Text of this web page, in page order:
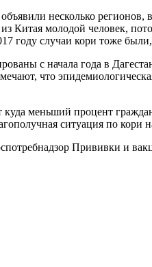
несколько регионов,
из Китая молодой человек,
году случаи кори тоже
с начала года в
что
меньший процент
ситуация по
Прививки и